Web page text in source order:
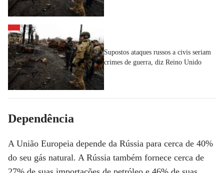
Supostos ataques russos a civis seriam
crimes de guerra, diz Reino Unido
Dependência
A União Europeia depende da Rússia para cerca de 40%
do seu gás natural. A Rússia também fornece cerca de